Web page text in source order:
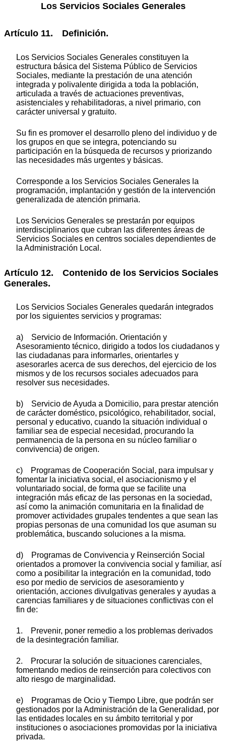
Los Servicios Sociales Generales
Artículo 11. Definición.
Los Servicios Sociales Generales constituyen la
estructura básica del Sistema Público de Servicios
Sociales, mediante la prestación de una atención
integrada y polivalente dirigida a toda la población,
articulada a través de actuaciones preventivas,
asistenciales y rehabilitadoras, a nivel primario, con
carácter universal y gratuito.
Su fin es promover el desarrollo pleno del individuo y de
los grupos en que se integra, potenciando su
participación en la búsqueda de recursos y priorizando
las necesidades más urgentes y básicas.
Corresponde a los Servicios Sociales Generales la
programación, implantación y gestión de la intervención
generalizada de atención primaria.
Los Servicios Generales se prestarán por equipos
interdisciplinarios que cubran las diferentes áreas de
Servicios Sociales en centros sociales dependientes de
la Administración Local.
Artículo 12. Contenido de los Servicios Sociales
Generales.
Los Servicios Sociales Generales quedarán integrados
por los siguientes servicios y programas:
a) Servicio de Información. Orientación y
Asesoramiento técnico, dirigido a todos los ciudadanos y
las ciudadanas para informarles, orientarles y
asesorarles acerca de sus derechos, del ejercicio de los
mismos y de los recursos sociales adecuados para
resolver sus necesidades.
b) Servicio de Ayuda a Domicilio, para prestar atención
de carácter doméstico, psicológico, rehabilitador, social,
personal y educativo, cuando la situación individual o
familiar sea de especial necesidad, procurando la
permanencia de la persona en su núcleo familiar o
convivencia) de origen.
c) Programas de Cooperación Social, para impulsar y
fomentar la iniciativa social, el asociacionismo y el
voluntariado social, de forma que se facilite una
integración más eficaz de las personas en la sociedad,
así como la animación comunitaria en la finalidad de
promover actividades grupales tendentes a que sean las
propias personas de una comunidad los que asuman su
problemática, buscando soluciones a la misma.
d) Programas de Convivencia y Reinserción Social
orientados a promover la convivencia social y familiar, así
como a posibilitar la integración en la comunidad, todo
eso por medio de servicios de asesoramiento y
orientación, acciones divulgativas generales y ayudas a
carencias familiares y de situaciones conflictivas con el
fin de:
1. Prevenir, poner remedio a los problemas derivados
de la desintegración familiar.
2. Procurar la solución de situaciones carenciales,
fomentando medios de reinserción para colectivos con
alto riesgo de marginalidad.
e) Programas de Ocio y Tiempo Libre, que podrán ser
gestionados por la Administración de la Generalidad, por
las entidades locales en su ámbito territorial y por
instituciones o asociaciones promovidas por la iniciativa
privada.